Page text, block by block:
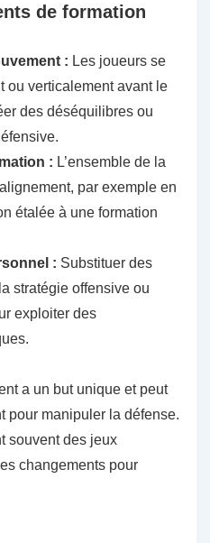
de formation
: Les joueurs se
ou verticalement avant le
des déséquilibres ou
: L’ensemble de la
par exemple en
étalée à une formation
: Substituer des
stratégie offensive ou
exploiter des
a un but unique et peut
pour manipuler la défense.
souvent des jeux
changements pour